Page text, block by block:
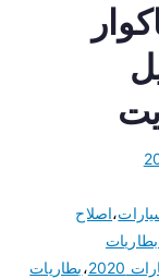
،اصلاح
بطاريات
2020 ،بطاريات